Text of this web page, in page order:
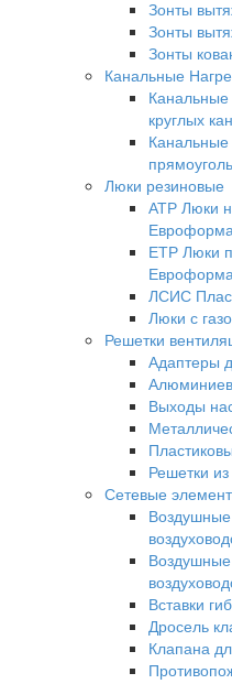
Зонты
Зонты
Зонты
Канальные
Канальные
круглых
Канальные
Люки резиновые
АТР Люки
ЕТР Люки
ЛСИС
Люки с
Решетки
Адаптеры
Выходы
Решетки
Сетевые
Вставки
Дросель
Клапана